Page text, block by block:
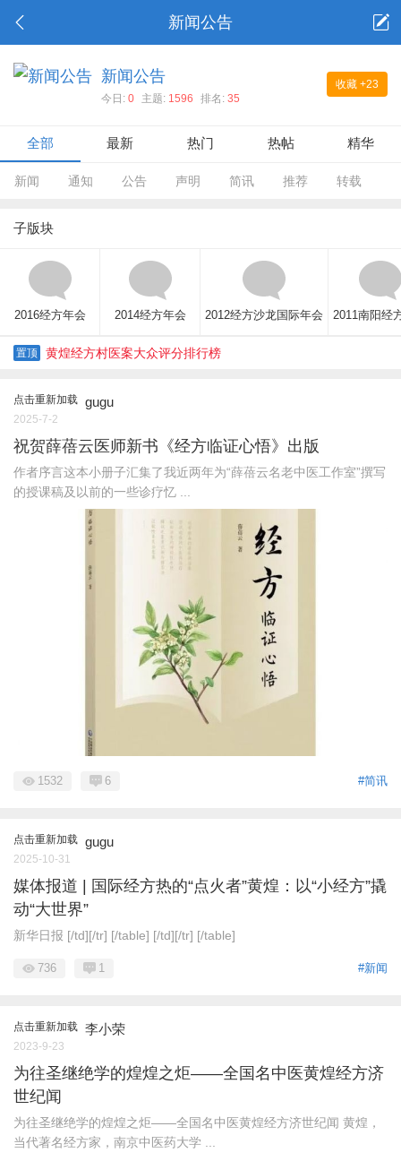
新闻公告
收藏 +23
新闻公告
今日: 0 主题: 1596 排名: 35
全部 最新 热门 热帖 精华
新闻 通知 公告 声明 简讯 推荐 转载
子版块
2016经方年会 2014经方年会 2012经方沙龙国际年会 2011南阳经
置顶 黄煌经方村医案大众评分排行榜
点击重新加载 gugu
2025-7-2
祝贺薛蓓云医师新书《经方临证心悟》出版
作者序言这本小册子汇集了我近两年为“薛蓓云名老中医工作室”撰写
的授课稿及以前的一些诊疗忆 ...
#简讯
1532 6
点击重新加载 gugu
2025-10-31
媒体报道 | 国际经方热的“点火者”黄煌：以“小经方”撬
动“大世界”
新华日报 [/td][/tr] [/table] [/td][/tr] [/table]
#新闻
736 1
点击重新加载 李小荣
2023-9-23
为往圣继绝学的煌煌之炬——全国名中医黄煌经方济
世纪闻
为往圣继绝学的煌煌之炬——全国名中医黄煌经方济世纪闻 黄煌，
当代著名经方家，南京中医药大学 ...